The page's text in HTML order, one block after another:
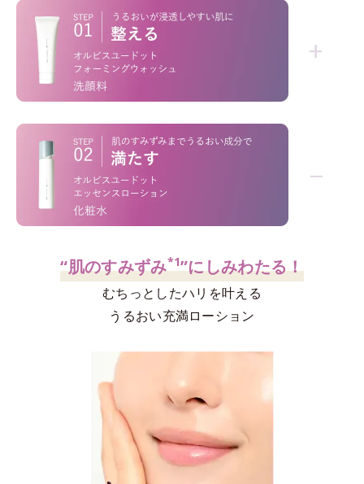
+
「洗うだけ」じゃない！
不要な角層*1を絡めとり、くすみ
高密着マイルドピーリング
高評価を誇るオルビス屈指の人気洗顔料。泡の
を両立させる設計。
* グリチルリチン酸ジカリウム *4＝肌荒れ防止有効成分
*1 剥がれずに肌に蓄積した古い角層
−
“肌のすみずみ*1”にしみわたる！
むちっとしたハリを叶える
うるおい充満ローション